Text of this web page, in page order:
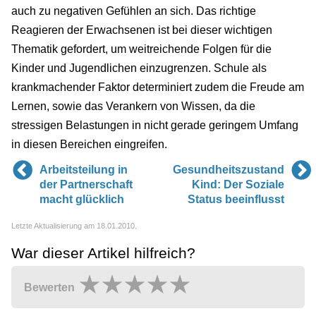
auch zu negativen Gefühlen an sich. Das richtige
Reagieren der Erwachsenen ist bei dieser wichtigen
Thematik gefordert, um weitreichende Folgen für die
Kinder und Jugendlichen einzugrenzen. Schule als
krankmachender Faktor determiniert zudem die Freude am
Lernen, sowie das Verankern von Wissen, da die
stressigen Belastungen in nicht gerade geringem Umfang
in diesen Bereichen eingreifen.
Arbeitsteilung in
der Partnerschaft
macht glücklich
Gesundheitszustand
Kind: Der Soziale
Status beeinflusst
Letzte Aktualisierung am 18.01.2010.
War dieser Artikel hilfreich?
Bewerten